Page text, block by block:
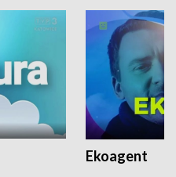
Ekoagent